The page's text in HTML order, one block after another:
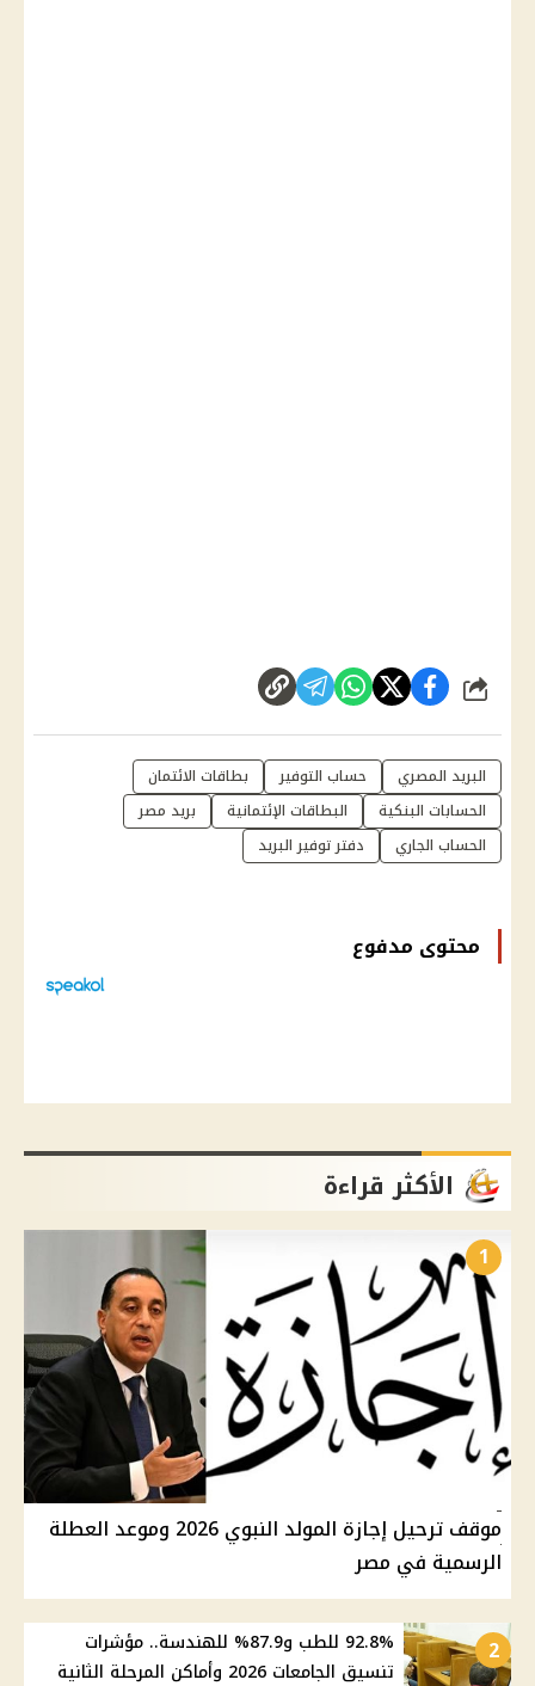
شارك
البريد المصري حساب التوفير
بطاقات الائتمان
الحسابات البنكية
البطاقات الإئتمانية
بريد مصر
الحساب الجاري
دفتر توفير البريد
محتوى مدفوع
الأكثر قراءة
1
موقف ترحيل إجازة المولد النبوي 2026 وموعد العطلة
الرسمية في مصر
2
92.8% للطب و87.9% للهندسة.. مؤشرات
تنسيق الجامعات 2026 وأماكن المرحلة الثانية